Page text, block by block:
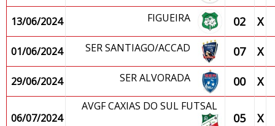
13/06/2024 FIGUEIRA 02 X
01/06/2024 SER SANTIAGO/ACCAD 07 X
29/06/2024 SER ALVORADA 00 X
06/07/2024
AVGF CAXIAS DO SUL FUTSAL
05 X